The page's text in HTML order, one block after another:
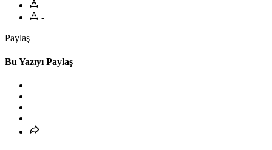
+
-
Paylaş
Bu Yazıyı Paylaş